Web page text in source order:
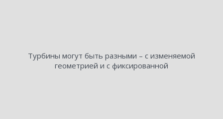
Турбины могут быть разными – с изменяемой
геометрией и с фиксированной